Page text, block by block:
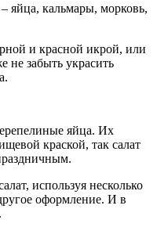
яйца, кальмары, морковь,
и красной икрой, или
не забыть украсить
яйца. Их
краской, так салат
используя несколько
оформление. И в